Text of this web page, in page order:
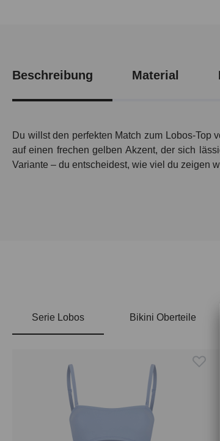
Beschreibung Material
Du willst den perfekten Match zum Lobos-
auf einen frechen gelben Akzent, der sich
Variante – du entscheidest, wie viel du zeigen
Serie Lobos Bikini Oberteile